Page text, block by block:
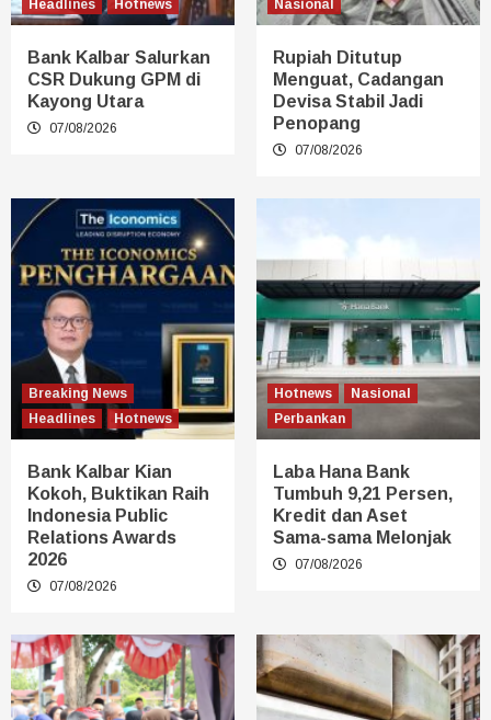
Headlines Hotnews
Bank Kalbar Salurkan
CSR Dukung GPM di
Kayong Utara
07/08/2026
Nasional
Rupiah Ditutup
Menguat, Cadangan
Devisa Stabil Jadi
Penopang
07/08/2026
Breaking News
Headlines
Hotnews
Bank Kalbar Kian
Kokoh, Buktikan Raih
Indonesia Public
Relations Awards
2026
07/08/2026
Hotnews
Nasional
Perbankan
Laba Hana Bank
Tumbuh 9,21 Persen,
Kredit dan Aset
Sama-sama Melonjak
07/08/2026